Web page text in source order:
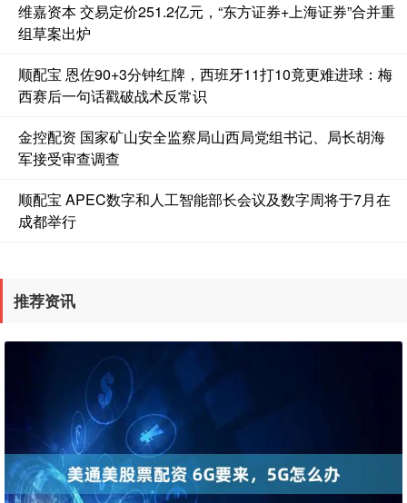
维嘉资本 交易定价251.2亿元，“东方证券+上海证券”合并重
组草案出炉
顺配宝 恩佐90+3分钟红牌，西班牙11打10竟更难进球：梅
西赛后一句话戳破战术反常识
金控配资 国家矿山安全监察局山西局党组书记、局长胡海
军接受审查调查
顺配宝 APEC数字和人工智能部长会议及数字周将于7月在
成都举行
推荐资讯